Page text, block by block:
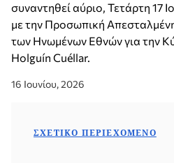
συναντηθεί αύριο, Τετάρτη 17
με την Προσωπική
των Ηνωμένων Εθνών για την
Holguín Cuéllar.
16 Ιουνίου, 2026
ΣΧΕΤΙΚΌ ΠΕΡΙΕΧΌΜΕΝΟ